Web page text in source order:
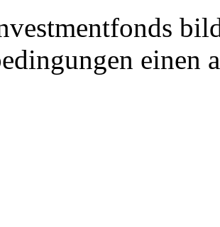
einen